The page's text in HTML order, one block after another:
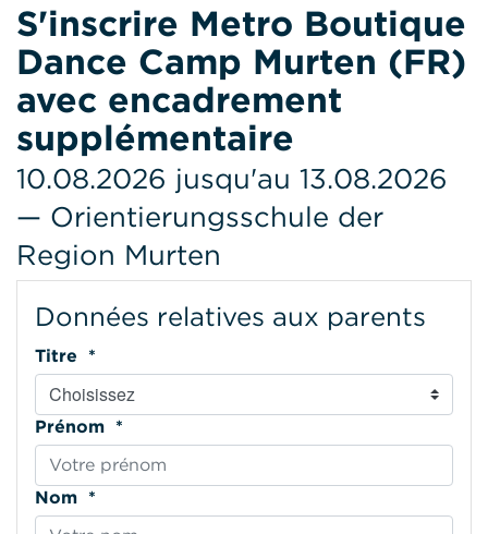
S'inscrire Metro Boutique
Dance Camp Murten (FR)
avec encadrement
supplémentaire
10.08.2026 jusqu'au 13.08.2026
— Orientierungsschule der
Region Murten
Données relatives aux parents
Titre *
Prénom *
Nom *